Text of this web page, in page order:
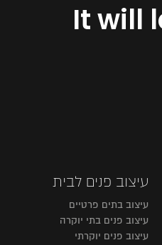
It will
עיצוב פנים לבית
עיצוב בתים פרטיים
עיצוב פנים בתי יוקרה
עיצוב פנים יוקרתי